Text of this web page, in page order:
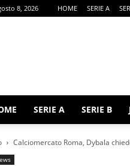
8, 2026 HOME SERIE A
SERIE A SERIE B
Calciomercato Roma, Dybala